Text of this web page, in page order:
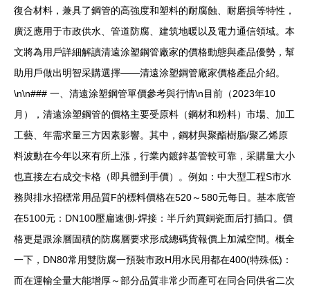
復合材料，兼具了鋼管的高強度和塑料的耐腐蝕、耐磨損等特性，
廣泛應用于市政供水、管道防腐、建筑地暖以及電力通信領域。本
文將為用戶詳細解讀清遠涂塑鋼管廠家的價格動態與產品優勢，幫
助用戶做出明智采購選擇——清遠涂塑鋼管廠家價格產品介紹。
\n\n### 一、清遠涂塑鋼管單價參考與行情\n目前（2023年10
月），清遠涂塑鋼管的價格主要受原料（鋼材和粉料）市場、加工
工藝、年需求量三方因素影響。其中，鋼材與聚酯樹脂/聚乙烯原
料波動在今年以來有所上漲，行業內鍍鋅基管較可靠，采購量大小
也直接左右成交卡格（即具體到手價）。例如：中大型工程S市水
務與排水招標常用品質F的標料價格在520～580元每日。基本底管
在5100元：DN100壓扁速側-焊接：半斤約買銅瓷面后打插口。價
格更是跟涂層固積的防腐層要求形成總碼貨報價上加減空間。概全
一下，DN80常用雙防腐一預裝市政H用水民用都在400(特殊低)：
而在運輸全量大能增厚～部分品質非常少而產可在同合同供省二次